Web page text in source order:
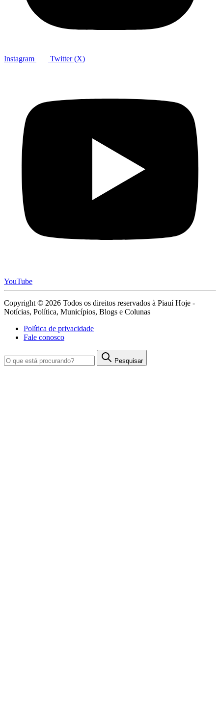
Instagram Twitter (X)
YouTube
Copyright © 2026 Todos os direitos reservados à Piauí Hoje -
Notícias, Política, Municípios, Blogs e Colunas
Política de privacidade
Fale conosco
Pesquisar